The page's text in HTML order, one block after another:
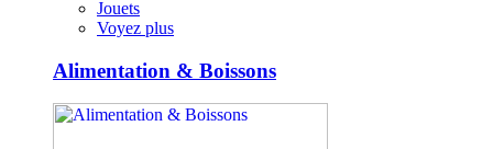
Jouets
Voyez plus
Alimentation & Boissons